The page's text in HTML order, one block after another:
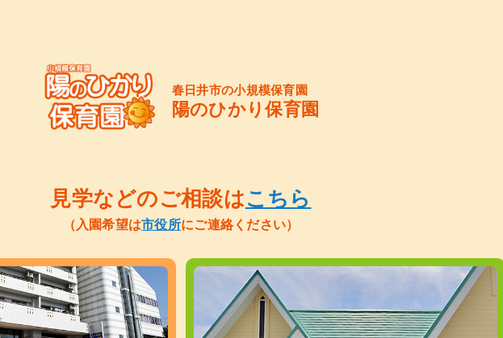
春日井市の小規模保育園
陽のひかり保育園
見学などのご相談はこちら
（入園希望は市役所にご連絡ください）